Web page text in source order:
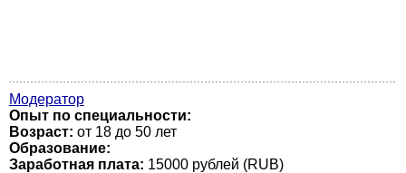
Модератор
Опыт по специальности:
Возраст: от 18 до 50 лет
Образование:
Заработная плата: 15000 рублей (RUB)